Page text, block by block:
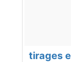
tirages